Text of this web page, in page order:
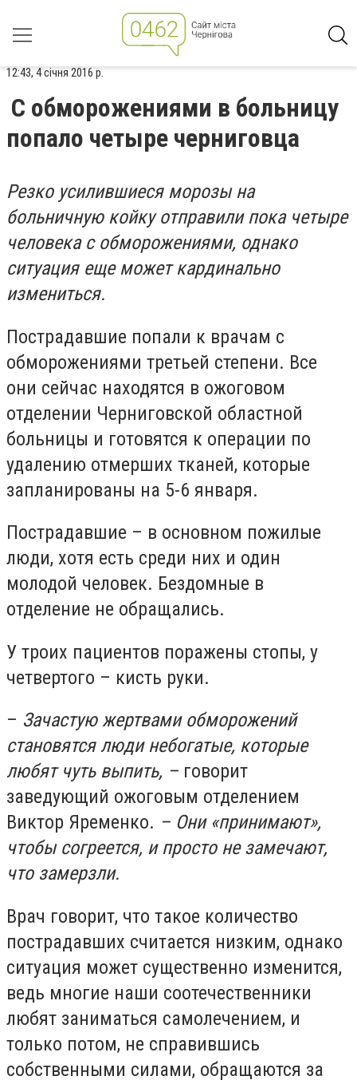
12:43, 4 січня 2016 р.
С обморожениями в больницу
попало четыре черниговца
Резко усилившиеся морозы на
больничную койку отправили пока четыре
человека с обморожениями, однако
ситуация еще может кардинально
измениться.
Пострадавшие попали к врачам с
обморожениями третьей степени. Все
они сейчас находятся в ожоговом
отделении Черниговской областной
больницы и готовятся к операции по
удалению отмерших тканей, которые
запланированы на 5-6 января.
Пострадавшие – в основном пожилые
люди, хотя есть среди них и один
молодой человек. Бездомные в
отделение не обращались.
У троих пациентов поражены стопы, у
четвертого – кисть руки.
– Зачастую жертвами обморожений
становятся люди небогатые, которые
любят чуть выпить, – говорит
заведующий ожоговым отделением
Виктор Яременко. – Они «принимают»,
чтобы согреется, и просто не замечают,
что замерзли.
Врач говорит, что такое количество
пострадавших считается низким, однако
ситуация может существенно изменится,
ведь многие наши соотечественники
любят заниматься самолечением, и
только потом, не справившись
собственными силами, обращаются за